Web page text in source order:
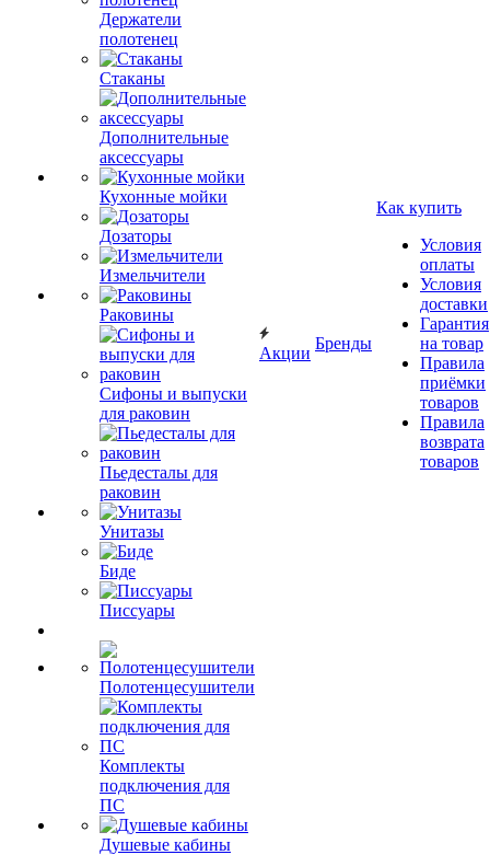
Держатели
полотенец
Стаканы
Дополнительные
аксессуары
Кухонные мойки
Дозаторы
Измельчители
Раковины
Сифоны и выпуски
для раковин
Пьедесталы для
раковин
Унитазы
Биде
Писсуары
Полотенцесушители
Комплекты
подключения для
ПС
Душевые кабины
Акции
Бренды
Как купить
Условия
оплаты
Условия
доставки
Гарантия
на товар
Правила
приёмки
товаров
Правила
возврата
товаров